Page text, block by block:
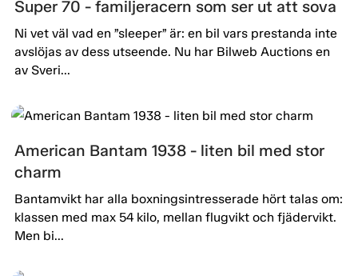
Super 70 - familjeracern som ser ut att sova
Ni vet väl vad en ”sleeper” är: en bil vars prestanda inte
avslöjas av dess utseende. Nu har Bilweb Auctions en
av Sveri...
American Bantam 1938 - liten bil med stor
charm
Bantamvikt har alla boxningsintresserade hört talas om:
klassen med max 54 kilo, mellan flugvikt och fjädervikt.
Men bi...